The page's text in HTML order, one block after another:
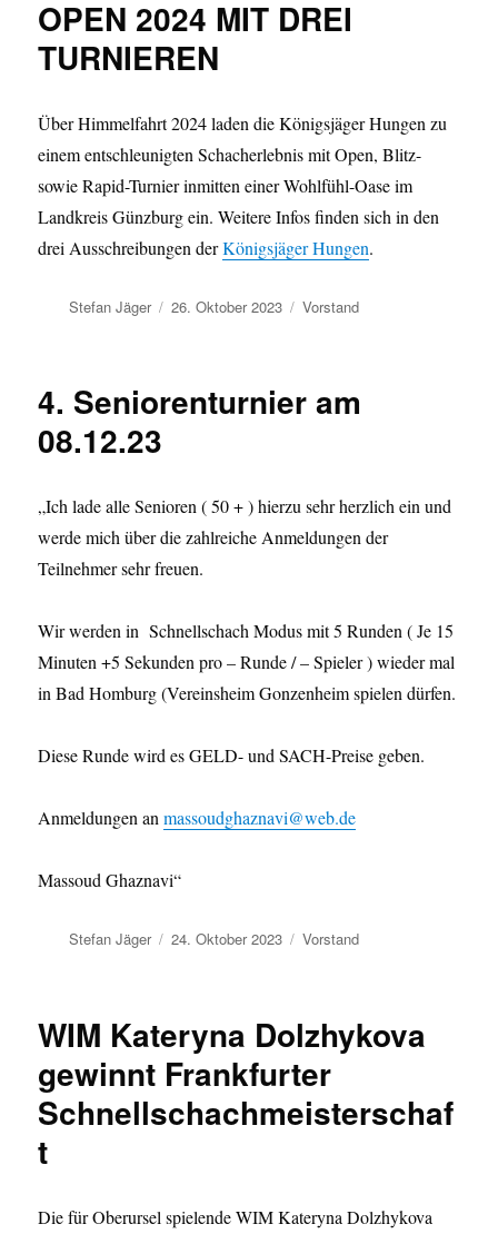
OPEN 2024 MIT DREI
TURNIEREN
Über Himmelfahrt 2024 laden die Königsjäger Hungen zu
einem entschleunigten Schacherlebnis mit Open, Blitz-
sowie Rapid-Turnier inmitten einer Wohlfühl-Oase im
Landkreis Günzburg ein. Weitere Infos finden sich in den
drei Ausschreibungen derKönigsjäger Hungen.
Autor
Stefan Jäger
Veröffentlicht
26. Oktober 2023 Kategorien
Vorstand
4. Seniorenturnier am
08.12.23
„Ich lade alle Senioren ( 50 + ) hierzu sehr herzlich ein und
werde mich über die zahlreiche Anmeldungen der
Teilnehmer sehr freuen.
Wir werden in Schnellschach Modus mit 5 Runden ( Je 15
Minuten +5 Sekunden pro – Runde / – Spieler ) wieder mal
in Bad Homburg (Vereinsheim Gonzenheim spielen dürfen.
Diese Runde wird es GELD- und SACH-Preise geben.
Anmeldungen anmassoudghaznavi@web.de
Massoud Ghaznavi“
Autor
Stefan Jäger
Veröffentlicht
24. Oktober 2023 Kategorien
Vorstand
WIM Kateryna Dolzhykova
gewinnt Frankfurter
Schnellschachmeisterschaf
t
Die für Oberursel spielende WIM Kateryna Dolzhykova